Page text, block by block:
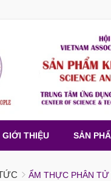
GIỚI THIỆU SẢN
ẨM THỰC PHÂN TỬ